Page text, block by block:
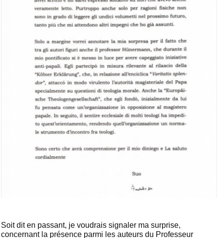
Soit dit en passant, je voudrais signaler ma surprise,
concernant la présence parmi les auteurs du Professeur